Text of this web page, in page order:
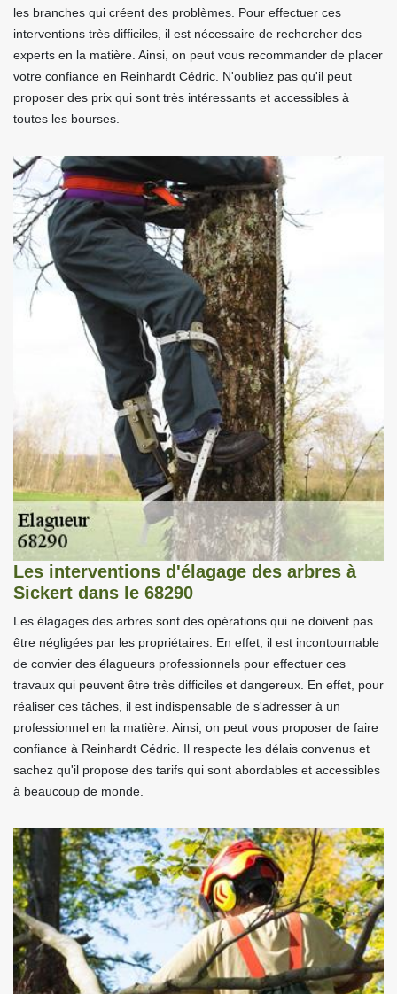
les branches qui créent des problèmes. Pour effectuer ces
interventions très difficiles, il est nécessaire de rechercher des
experts en la matière. Ainsi, on peut vous recommander de placer
votre confiance en Reinhardt Cédric. N'oubliez pas qu'il peut
proposer des prix qui sont très intéressants et accessibles à
toutes les bourses.
Les interventions d'élagage des arbres à
Sickert dans le 68290
Les élagages des arbres sont des opérations qui ne doivent pas
être négligées par les propriétaires. En effet, il est incontournable
de convier des élagueurs professionnels pour effectuer ces
travaux qui peuvent être très difficiles et dangereux. En effet, pour
réaliser ces tâches, il est indispensable de s'adresser à un
professionnel en la matière. Ainsi, on peut vous proposer de faire
confiance à Reinhardt Cédric. Il respecte les délais convenus et
sachez qu'il propose des tarifs qui sont abordables et accessibles
à beaucoup de monde.